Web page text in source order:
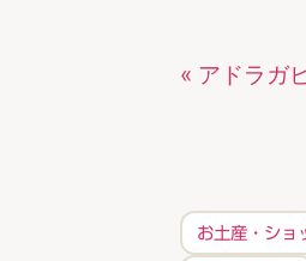
« アドラガ
お土産・ショ